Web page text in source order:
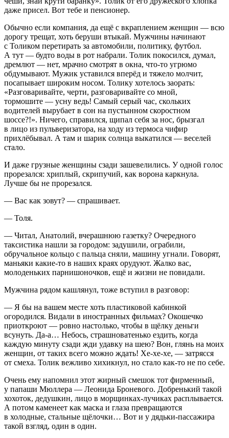
даже присел. Вот тебе и пенсионер.
Обычно если компания, да ещё с вкраплением женщин — всю
дорогу трещат, хоть беруши втыкай. Мужчины начинают
с Толиком перетирать за автомобили, политику, футбол.
А тут — будто воды в рот набрали. Толик покосился, думал,
дремлют — нет, мрачно смотрят в окна, что-то угрюмо
обдумывают. Мужик уставился вперёд и тяжело молчит,
посапывает широким носом. Толику хотелось заорать:
«Разговаривайте, черти, разговаривайте со мной,
тормошите — усну ведь! Самый серый час, скольких
водителей вырубает в сон на пустынном скоростном
шоссе?!». Ничего, справился, щипал себя за нос, брызгал
в лицо из пульверизатора, на ходу из термоса чифир
прихлёбывал. А там и шарик солнца выкатился — веселей
стало.
И даже грузные женщины сзади зашевелились. У одной голос
прорезался: хриплый, скрипучий, как ворона каркнула.
Лучше бы не прорезался.
— Вас как зовут? — спрашивает.
— Толя.
— Читал, Анатолий, вчерашнюю газетку? Очередного
таксистика нашли за городом: задушили, ограбили,
обручальное кольцо с пальца сняли, машину угнали. Говорят,
маньяки какие-то в наших краях орудуют. Жалко вас,
молоденьких парнишоночков, ещё и жизни не повидали.
Мужчина рядом кашлянул, тоже вступил в разговор:
— Я бы на вашем месте хоть пластиковой кабинкой
огородился. Видали в иностранных фильмах? Окошечко
приоткроют — ровно настолько, чтобы в щёлку деньги
всунуть. Да-а… Небось, страшноватенько ездить, когда
каждую минуту сзади жди удавку на шею? Вон, глянь на моих
женщин, от таких всего можно ждать! Хе-хе-хе, — затрясся
от смеха. Толик вежливо хихикнул, но стало как-то не по себе.
Очень ему напомнил этот жирный смешок тот фирменный,
у папаши Мюллера — Леонида Броневого. Добренький такой
хохоток, дедушкин, лицо в морщинках-лучиках расплывается.
А потом каменеет как маска и глаза превращаются
в холодные, стальные щёлочки… Вот и у дядьки-пассажира
такой взгляд, один в один.